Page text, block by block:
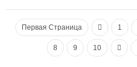
Первая Страница 1
8 9 10